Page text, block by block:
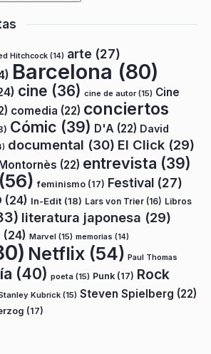
Hitchcock (14) arte (27)
Barcelona (80)
cine (36) cine de autor(15) Cine
comedia (22) conciertos
Cómic (39) D'A (22) David
documental (30) El Click (29)
(22) entrevista (39)
(56) feminismo (17) Festival (27)
(24) In-Edit (18) Lars von Trier (16) Libros
literatura japonesa (29)
(24) Marvel (15) memorias (14)
Netflix (54) Paul Thomas
(40) poeta (15) Punk (17) Rock
Kubrick (15) Steven Spielberg (22)
(17)